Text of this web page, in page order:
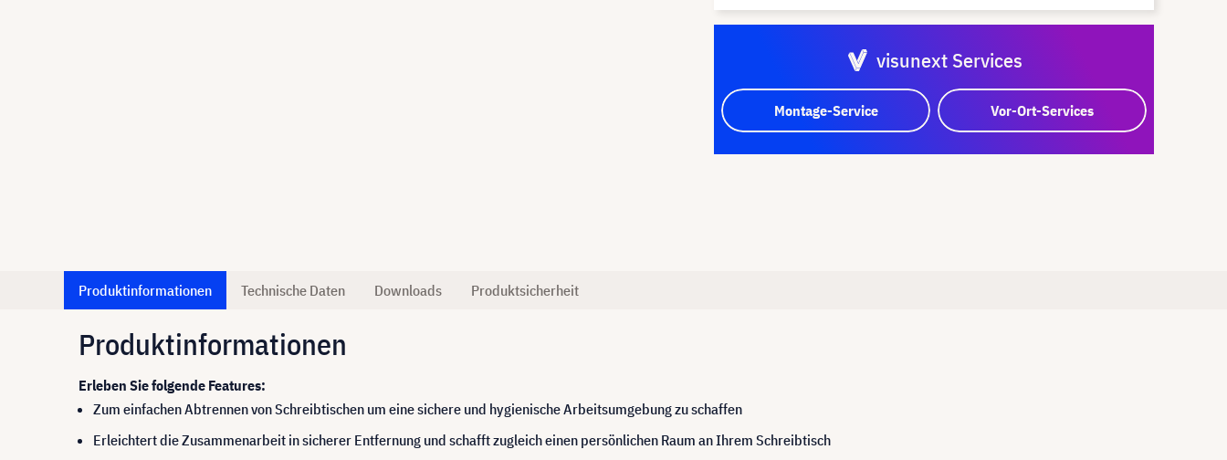
visunext Services
Montage-Service Vor-Ort-Services
Produktinformationen Technische Daten Downloads Produktsicherheit
Produktinformationen
Erleben Sie folgende Features:
Zum einfachen Abtrennen von Schreibtischen um eine sichere und hygienische Arbeitsumgebung zu schaffen
Erleichtert die Zusammenarbeit in sicherer Entfernung und schafft zugleich einen persönlichen Raum an Ihrem Schreibtisch